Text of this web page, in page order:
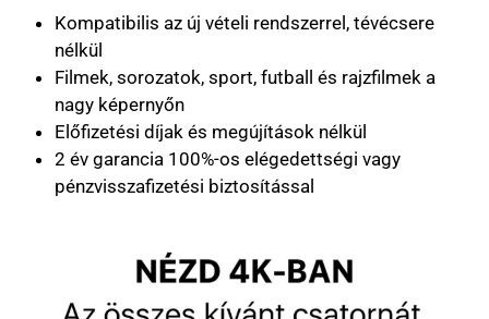
Kompatibilis az új vételi rendszerrel, tévécsere
nélkül
Filmek, sorozatok, sport, futball és rajzfilmek a
nagy képernyőn
Előfizetési díjak és megújítások nélkül
2 év garancia 100%-os elégedettségi vagy
pénzvisszafizetési biztosítással